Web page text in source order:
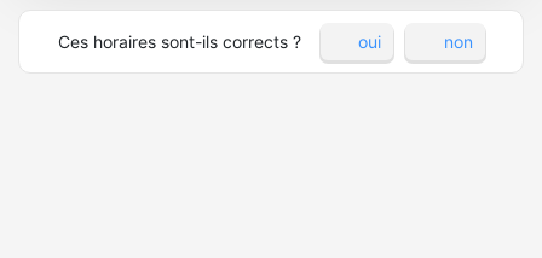
Ces horaires sont-ils corrects ? oui non